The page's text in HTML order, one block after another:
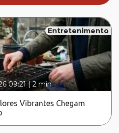
Entretenimento
09:21|2 min
Vibrantes Chegam